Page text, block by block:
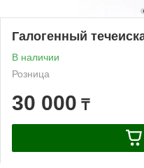
Галогенный
В наличии
Розница
30 000 ₸